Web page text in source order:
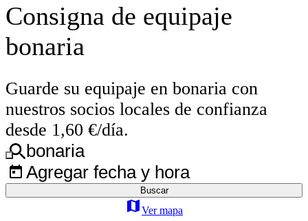
Consigna de equipaje
bonaria
Guarde su equipaje en bonaria con
nuestros socios locales de confianza
desde 1,60 €/día.
bonaria
Agregar fecha y hora
Buscar
Ver mapa